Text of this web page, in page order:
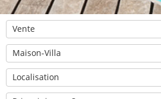
Vente
Maison-Villa
Localisation